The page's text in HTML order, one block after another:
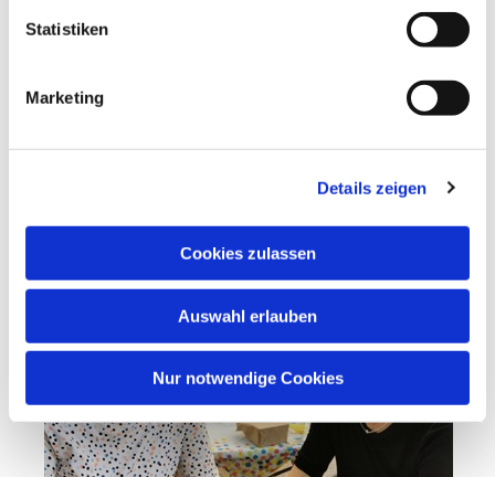
Statistiken
Marketing
Details zeigen
Cookies zulassen
Auswahl erlauben
Nur notwendige Cookies